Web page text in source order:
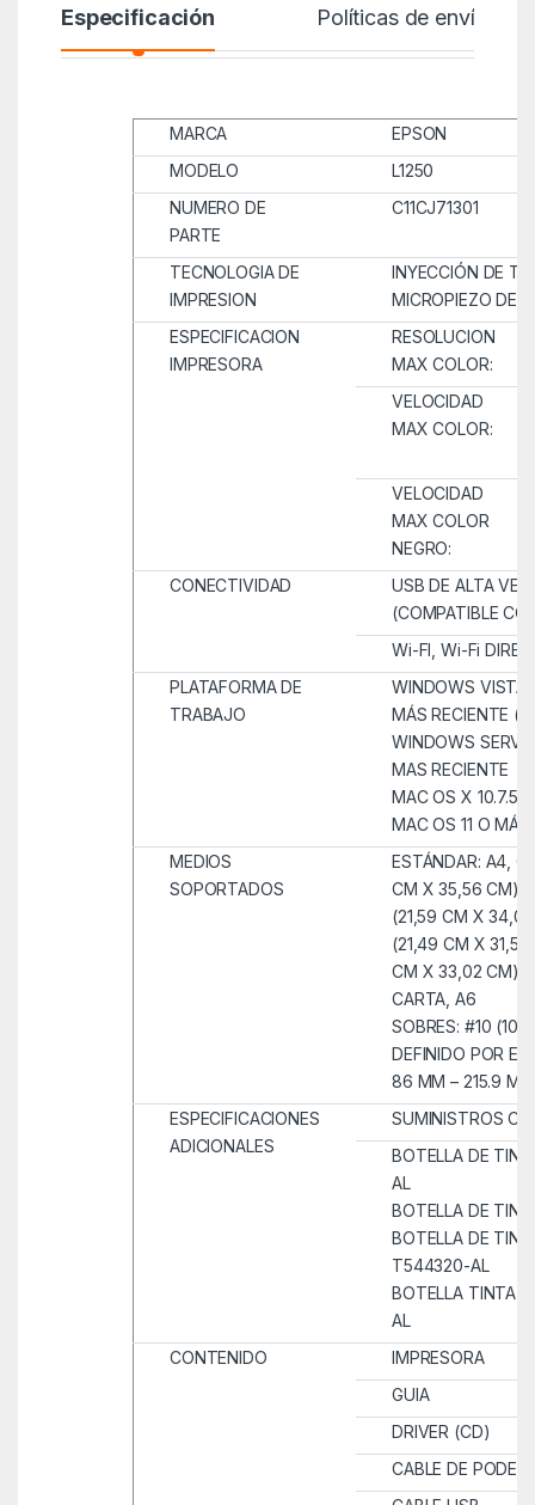
Especificación Políticas de envío
MARCA
EPSON
MODELO
L1250
NUMERO DE
PARTE
C11CJ71301
TECNOLOGIA DE
IMPRESION
INYECCIÓN DE
MICROPIEZO DE
ESPECIFICACION
IMPRESORA
RESOLUCION
MAX COLOR:
VELOCIDAD
MAX COLOR:
VELOCIDAD
MAX COLOR
NEGRO:
CONECTIVIDAD
USB DE ALTA
(COMPATIBLE
Wi-FI, Wi-Fi
PLATAFORMA DE
TRABAJO
WINDOWS VISTA
MÁS RECIENTE
WINDOWS
MAS RECIENTE
MAC OS X 10.7.5
MAC OS 11 O MÁS
MEDIOS
SOPORTADOS
ESTÁNDAR: A4,
CM X 35,56 CM),
(21,59 CM X
(21,49 CM X 31,5
CM X 33,02 CM),
CARTA, A6
SOBRES: #10
DEFINIDO POR
86 MM – 215.9
ESPECIFICACIONES
ADICIONALES
SUMINISTROS
BOTELLA DE
AL
BOTELLA DE
BOTELLA DE
T544320-AL
BOTELLA TINTA
AL
CONTENIDO
IMPRESORA
GUIA
DRIVER (CD)
CABLE DE PODER